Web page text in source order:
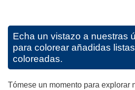
Echa un vistazo a nuestras
para colorear añadidas
coloreadas.
Tómese un momento para explorar